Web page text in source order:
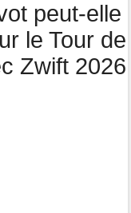
05/08
de la 3e étape !
peut-elle
le Tour de
Zwift 2026